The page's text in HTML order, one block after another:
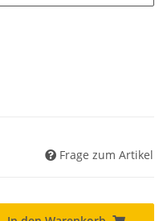
Frage zum Artikel